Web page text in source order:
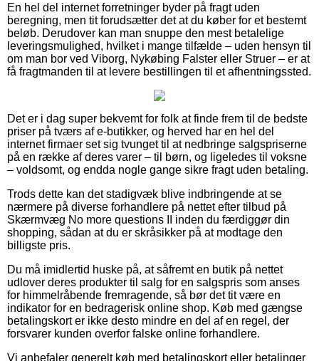
En hel del internet forretninger byder på fragt uden
beregning, men tit forudsætter det at du køber for et bestemt
beløb. Derudover kan man snuppe den mest betalelige
leveringsmulighed, hvilket i mange tilfælde – uden hensyn til
om man bor ved Viborg, Nykøbing Falster eller Struer – er at
få fragtmanden til at levere bestillingen til et afhentningssted.
Det er i dag super bekvemt for folk at finde frem til de bedste
priser på tværs af e-butikker, og herved har en hel del
internet firmaer set sig tvunget til at nedbringe salgspriserne
på en række af deres varer – til børn, og ligeledes til voksne
– voldsomt, og endda nogle gange sikre fragt uden betaling.
Trods dette kan det stadigvæk blive indbringende at se
nærmere på diverse forhandlere på nettet efter tilbud på
Skærmvæg No more questions II inden du færdiggør din
shopping, sådan at du er skråsikker på at modtage den
billigste pris.
Du må imidlertid huske på, at såfremt en butik på nettet
udlover deres produkter til salg for en salgspris som anses
for himmelråbende fremragende, så bør det tit være en
indikator for en bedragerisk online shop. Køb med gængse
betalingskort er ikke desto mindre en del af en regel, der
forsvarer kunden overfor falske online forhandlere.
Vi anbefaler generelt køb med betalingskort eller betalinger